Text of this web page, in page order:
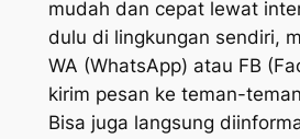
mudah dan cepat lewat
dulu di lingkungan sendiri,
WA (WhatsApp) atau FB
kirim pesan ke teman-
Bisa juga langsung